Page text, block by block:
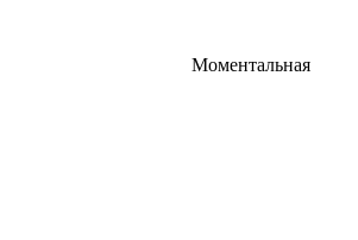
Моментальная